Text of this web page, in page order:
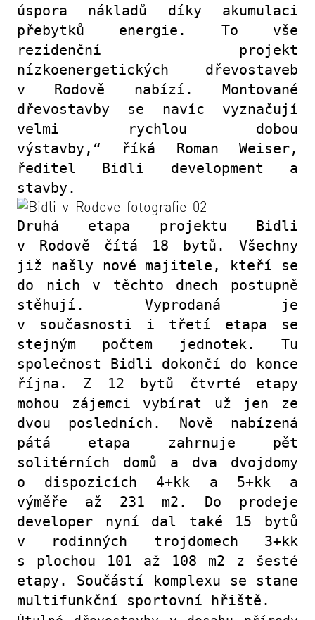
úspora nákladů díky akumulaci
přebytků energie. To vše
rezidenční projekt
nízkoenergetických dřevostaveb
v Rodově nabízí. Montované
dřevostavby se navíc vyznačují
velmi rychlou dobou
výstavby , “ říká Roman Weiser,
ředitel Bidli development a
stavby.
Druhá etapa projektu Bidli
v Rodově čítá 18 bytů. Všechny
již našly nové majitele, kteří se
do nich v těchto dnech postupně
stěhují. Vyprodaná je
v současnosti i třetí etapa se
stejným počtem jednotek. Tu
společnost Bidli dokončí do konce
října . Z 12 bytů čtvrté etapy
mohou zájemci vybírat už jen ze
dvou posledních. Nově nabízená
pátá etapa zahrnuje pět
solitérních domů a dva dvojdomy
o dispozicích 4+kk a 5+kk a
výměře až 231 m2. Do prodeje
developer nyní dal také 15 bytů
v rodinných trojdomech 3+kk
s plochou 101 až 108 m2 z šesté
etapy. Součástí komplexu se stane
multifunkční sportovní hřiště.